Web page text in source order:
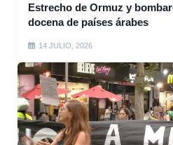
Estrecho de Ormuz y
docena de países árabes
14 JULIO, 2026